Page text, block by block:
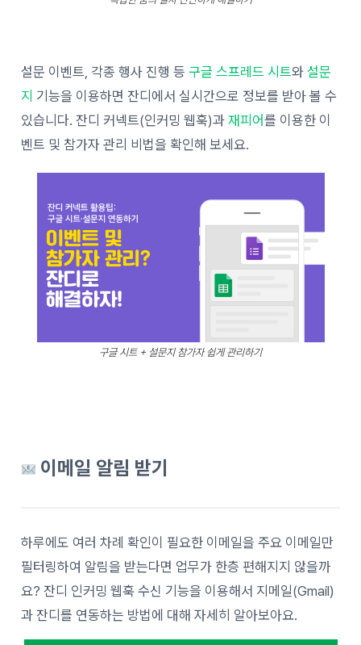
설문 이벤트, 각종 행사 진행 등구글 스프레드 시트와설문
지 기능을 이용하면 잔디에서 실시간으로 정보를 받아 볼 수
있습니다. 잔디 커넥트(인커밍 웹훅)과재피어를 이용한 이
벤트 및 참가자 관리 비법을 확인해 보세요.
구글 시트 + 설문지 참가자 쉽게 관리하기
이메일 알림 받기
하루에도 여러 차례 확인이 필요한 이메일을 주요 이메일만
필터링하여 알림을 받는다면 업무가 한층 편해지지 않을까
요? 잔디 인커밍 웹훅 수신 기능을 이용해서 지메일(Gmail)
과 잔디를 연동하는 방법에 대해 자세히 알아보아요.